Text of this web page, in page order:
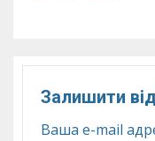
Залишити
Ваша e-mail